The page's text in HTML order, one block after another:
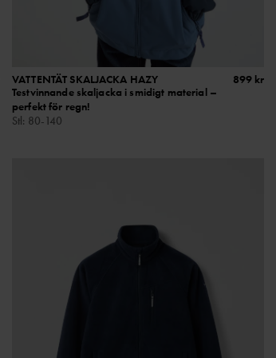
VATTENTÄT SKALJACKA HAZY
Testvinnande skaljacka i smidigt material –
perfekt för regn!
Stl: 80-140
899 kr